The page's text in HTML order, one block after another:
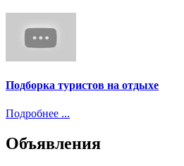
Подборка туристов на отдыхе
Подробнее ...
Объявления